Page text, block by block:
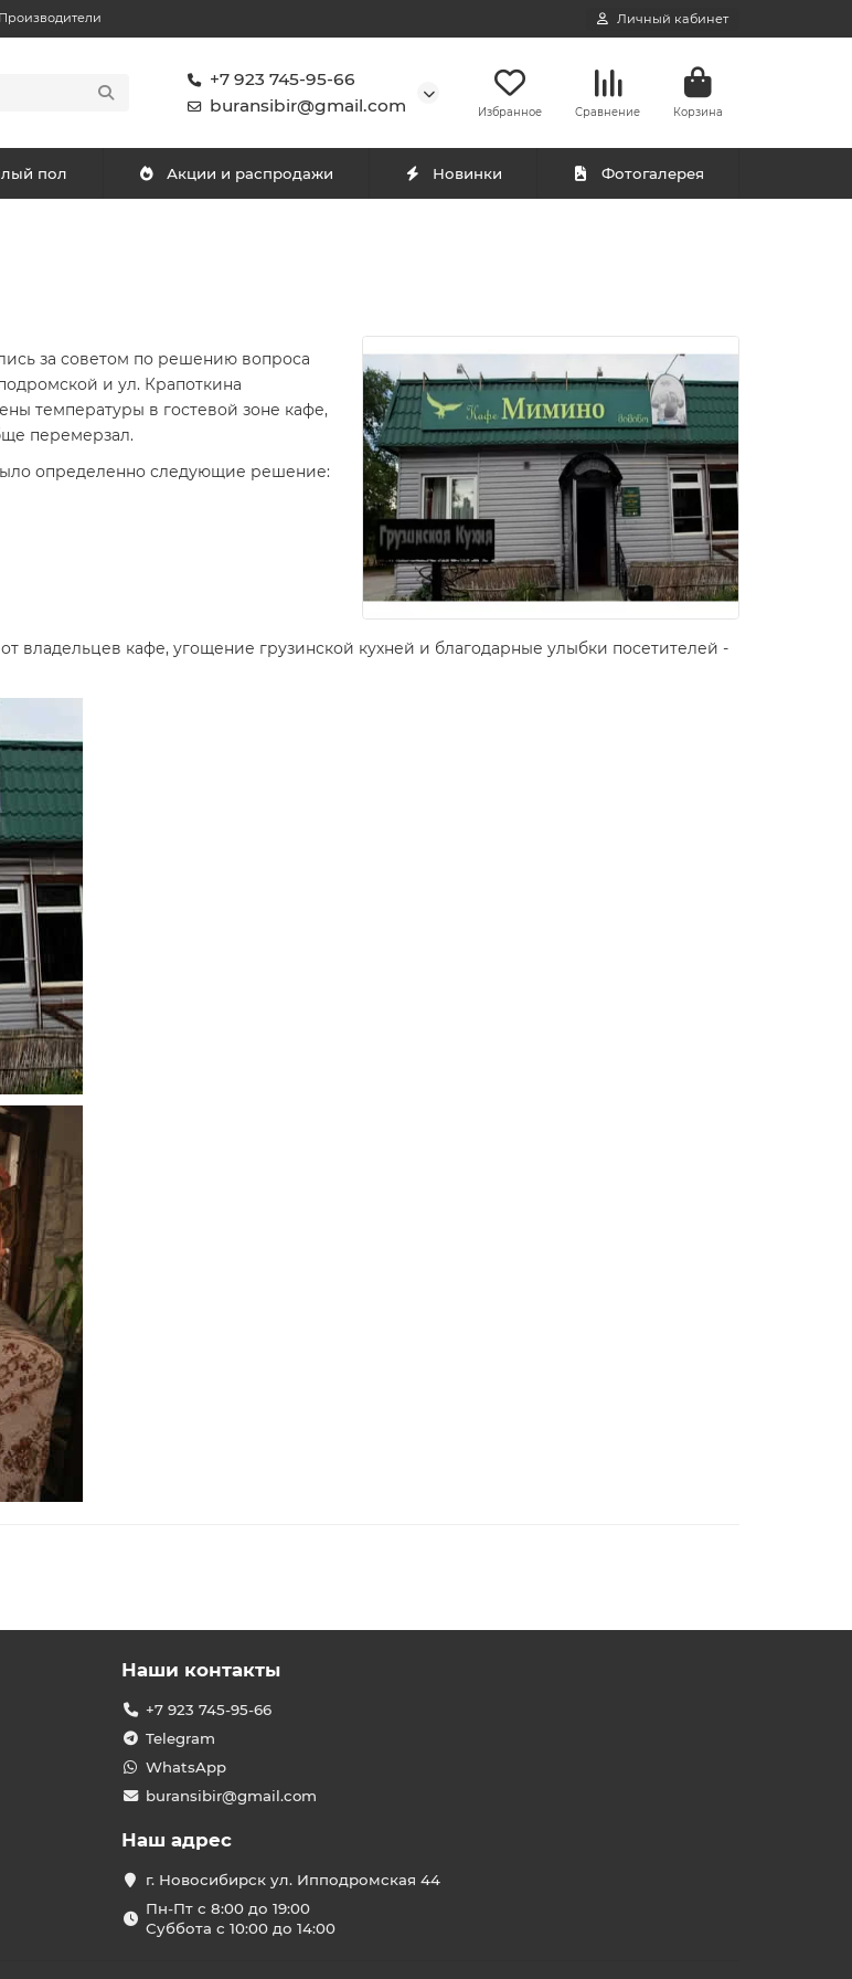
Производители Личный кабинет
+7 923 745-95-66
buransibir@gmail.com
Избранное Сравнение Корзина
пол Акции и распродажи Новинки Фотогалерея
за советом по решению вопроса
и ул. Крапоткина
температуры в гостевой зоне кафе,
перемерзал.
определенно следующие решение:
владельцев кафе, угощение грузинской кухней и благодарные улыбки посетителей -
Наши контакты
+7 923 745-95-66
Telegram
WhatsApp
buransibir@gmail.com
Наш адрес
г. Новосибирск ул. Ипподромская 44
Пн-Пт с 8:00 до 19:00
Суббота с 10:00 до 14:00